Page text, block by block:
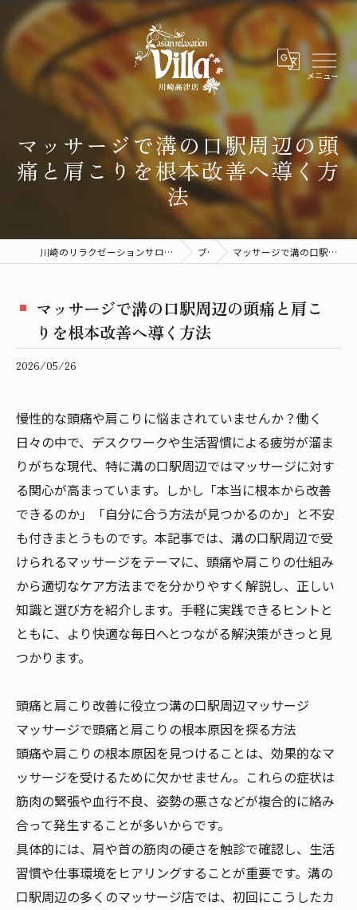
マッサージで溝の口駅周辺の頭
痛と肩こりを根本改善へ導く方
法
川崎のリラクゼーションサロンならアジアンリラクゼーションヴィラ川崎高津店 ブログ マッサージで溝の口駅周辺の頭痛と肩こりを根本改善へ導く方法
マッサージで溝の口駅周辺の頭痛と肩こ
りを根本改善へ導く方法
2026/05/26
慢性的な頭痛や肩こりに悩まされていませんか？働く
日々の中で、デスクワークや生活習慣による疲労が溜ま
りがちな現代、特に溝の口駅周辺ではマッサージに対す
る関心が高まっています。しかし「本当に根本から改善
できるのか」「自分に合う方法が見つかるのか」と不安
も付きまとうものです。本記事では、溝の口駅周辺で受
けられるマッサージをテーマに、頭痛や肩こりの仕組み
から適切なケア方法までを分かりやすく解説し、正しい
知識と選び方を紹介します。手軽に実践できるヒントと
ともに、より快適な毎日へとつながる解決策がきっと見
つかります。
頭痛と肩こり改善に役立つ溝の口駅周辺マッサージ
マッサージで頭痛と肩こりの根本原因を探る方法
頭痛や肩こりの根本原因を見つけることは、効果的なマ
ッサージを受けるために欠かせません。これらの症状は
筋肉の緊張や血行不良、姿勢の悪さなどが複合的に絡み
合って発生することが多いからです。
具体的には、肩や首の筋肉の硬さを触診で確認し、生活
習慣や仕事環境をヒアリングすることが重要です。溝の
口駅周辺の多くのマッサージ店では、初回にこうしたカ